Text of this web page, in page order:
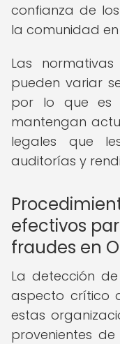
confianza de
la comunidad
Las
pueden variar
por lo que es
mantengan
legales que
auditorías y
efectivos
fraudes en
La detección
aspecto crítico
estas
provenientes